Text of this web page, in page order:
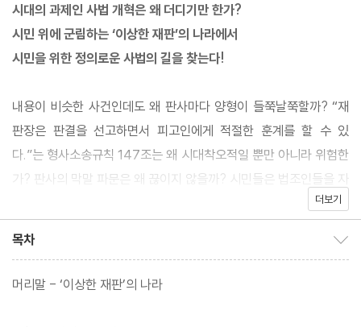
시대의 과제인 사법 개혁은 왜 더디기만 한가?
시민 위에 군림하는 ‘이상한 재판’의 나라에서
시민을 위한 정의로운 사법의 길을 찾는다!
내용이 비슷한 사건인데도 왜 판사마다 양형이 들쭉날쭉할까? “재
판장은 판결을 선고하면서 피고인에게 적절한 훈계를 할 수 있
다.”는 형사소송규칙 147조는 왜 시대착오적일 뿐만 아니라 위험한
가? 판사의 막말 파문은 왜 끊이지 않을까? 시민들은 법조인들을 자
신들을 위해 일하는 공복으로 신뢰할 수 있을까? 저자는 오랜 세월
내부의 문제들을 생생하게 드러내고 그 원인을 구체적으로 살핀다.
더보기
목차
머리말 - ‘이상한 재판’의 나라